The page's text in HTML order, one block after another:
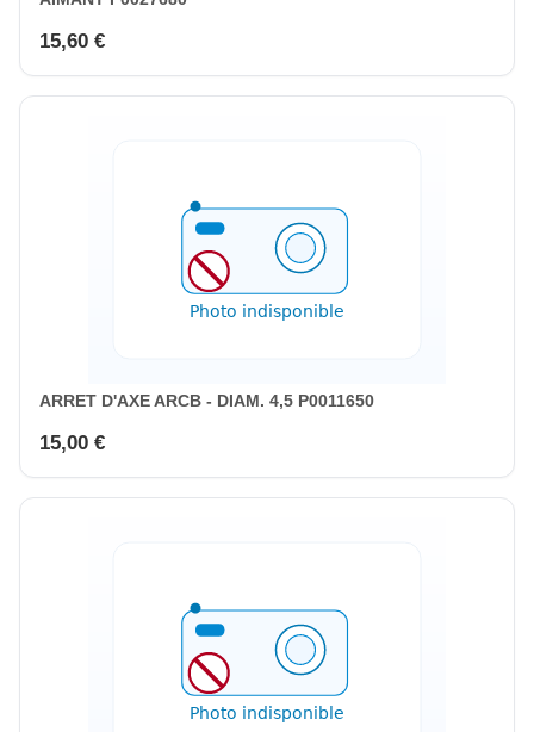
15,60 €
ARRET D'AXE ARCB - DIAM. 4,5 P0011650
15,00 €